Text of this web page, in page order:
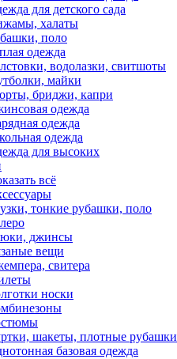
для детского сада
халаты
поло
одежда
водолазки, свитшоты
майки
бриджи, капри
одежда
одежда
одежда
для высоких
всё
тонкие рубашки, поло
джинсы
вещи
свитера
носки
шакеты, плотные рубашки
базовая одежда